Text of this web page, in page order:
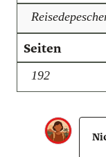
Seiten
192